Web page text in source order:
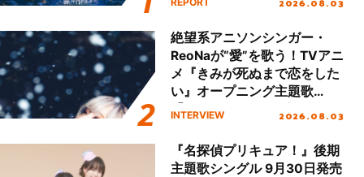
ート!!
絶望系アニソンシンガー・
ReoNaが“愛”を歌う！TVアニ
メ『きみが死ぬまで恋をした
い』オープニング主題歌
「Amore」インタビュー
INTERVIEW 2026.08.03
『名探偵プリキュア！』後期
主題歌シングル 9月30日発売